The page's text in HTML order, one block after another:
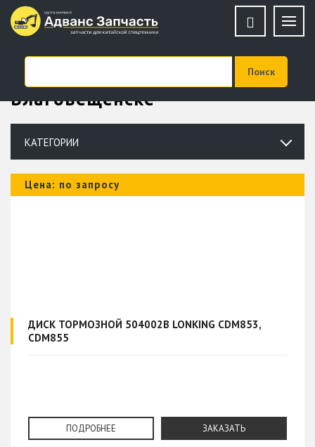
Купить запчасти на Lonking в
Благовещенске
КАТЕГОРИИ
Цена: по запросу
ДИСК ТОРМОЗНОЙ 504002B LONKING CDM853,
CDM855
ПОДРОБНЕЕ ЗАКАЗАТЬ